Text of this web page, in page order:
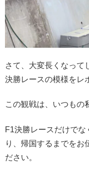
さて、大変長くなって
決勝レースの模様をレ
この観戦は、いつもの
F1決勝レースだけで
り、帰国するまでをお
ださい。